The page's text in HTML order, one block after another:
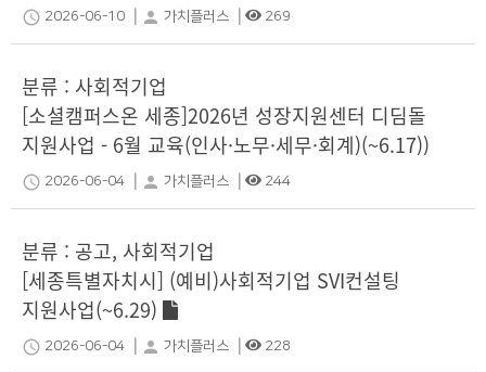
schedule 2026-06-10 | person 가치플러스 | 269
분류 : 사회적기업
[소셜캠퍼스온 세종]2026년 성장지원센터 디딤돌
지원사업 - 6월 교육(인사·노무·세무·회계)(~6.17))
schedule 2026-06-04 | person 가치플러스 | 244
분류 : 공고, 사회적기업
[세종특별자치시] (예비)사회적기업 SVI컨설팅
지원사업(~6.29)
schedule 2026-06-04 | person 가치플러스 | 228